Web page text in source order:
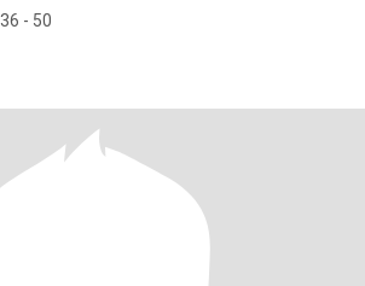
- 50